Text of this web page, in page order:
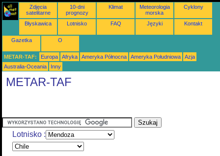
Zdjęcia
satelitarne
10-dni
prognozy
Klimat
Meteorologia
morska
Cyklony
Błyskawica Lotnisko FAQ Języki Kontakt
Gazetka O
METAR-TAF: Europa Afryka Ameryka Północna Ameryka Południowa
Azja
Australia-Oceania
Inny
METAR-TAF
Lotnisko :